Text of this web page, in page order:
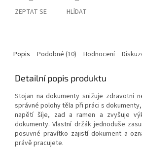
ZEPTAT SE HLÍDAT
Popis Podobné (10) Hodnocení
Detailní popis produktu
Stojan na dokumenty snižuje zdravotní
správné polohy těla při práci s dokumenty,
napětí šíje, zad a ramen a zvyšuje
dokumenty. Vlastní držák jednoduše
posuvné pravítko zajistí dokument a
právě pracujete.